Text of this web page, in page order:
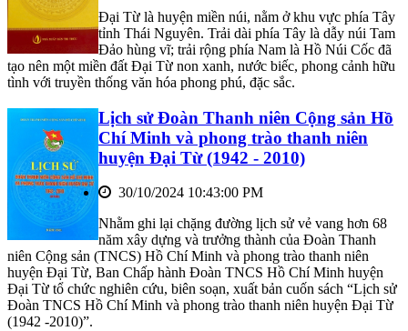
Đại Từ là huyện miền núi, nằm ở khu vực phía Tây
tỉnh Thái Nguyên. Trải dài phía Tây là dẫy núi Tam
Đảo hùng vĩ; trải rộng phía Nam là Hồ Núi Cốc đã
tạo nên một miền đất Đại Từ non xanh, nước biếc, phong cảnh hữu
tình với truyền thống văn hóa phong phú, đặc sắc.
Lịch sử Đoàn Thanh niên Cộng sản Hồ
Chí Minh và phong trào thanh niên
huyện Đại Từ (1942 - 2010)
30/10/2024 10:43:00 PM
Nhằm ghi lại chặng đường lịch sử vẻ vang hơn 68
năm xây dựng và trưởng thành của Đoàn Thanh
niên Cộng sản (TNCS) Hồ Chí Minh và phong trào thanh niên
huyện Đại Từ, Ban Chấp hành Đoàn TNCS Hồ Chí Minh huyện
Đại Từ tổ chức nghiên cứu, biên soạn, xuất bản cuốn sách “Lịch sử
Đoàn TNCS Hồ Chí Minh và phong trào thanh niên huyện Đại Từ
(1942 -2010)”.